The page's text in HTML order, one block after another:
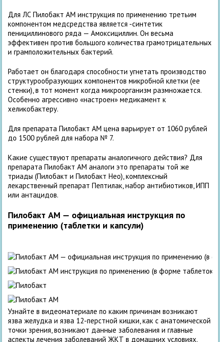
Для ЛС Пилобакт АМ инструкция по применению третьим
компонентом медсредства является -синтетик
пенициллинового ряда — Амоксициллин. Он весьма
эффективен против большого количества грамотрицательных
и грамположительных бактерий.
Работает он благодаря способности угнетать производство
структурообразующих компонентов микробной клетки (ее
стенки), в тот момент когда микроорганизм размножается.
Особенно агрессивно «настроен» медикамент к
хеликобактеру.
Для препарата Пилобакт АМ цена варьирует от 1060 рублей
до 1500 рублей для набора № 7.
Какие существуют препараты аналогичного действия? Для
препарата Пилобакт АМ аналоги это препараты той же
триады (Пилобакт и Пилобакт Нео), комплексный
лекарственный препарат Пептилак, набор антибиотиков, ИПП
или антацидов.
Пилобакт АМ — официальная инструкция по
применению (таблетки и капсули)
Узнайте в видеоматериале по каким причинам возникают
язва желудка и язва 12-перстной кишки, как с анатомической
точки зрения, возникают данные заболевания и главные
аспекты лечения заболеваний ЖКТ в домашних условиях.